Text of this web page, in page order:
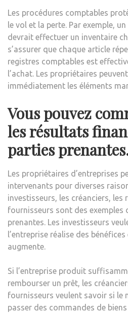
Les procédures comptables
le vol et la perte. Par exemple,
devrait effectuer un inventaire
s’assurer que chaque article
registres comptables est
l’achat. Les propriétaires
immédiatement les éléments
Vous pouvez
les résultats
parties
Les propriétaires d’entreprises
intervenants pour diverses
investisseurs, les créanciers, les
fournisseurs sont des exemples
prenantes. Les investisseurs
l’entreprise réalise des
augmente.
Si l’entreprise produit
rembourser un prêt, les
fournisseurs veulent savoir si le
passer des commandes de